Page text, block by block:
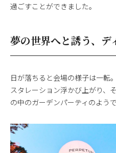
過ごすことができました。
夢の世界へと誘う、デ
日が落ちると会場の様子は一転
スタレーション浮かび上がり、
の中のガーデンパーティのようで